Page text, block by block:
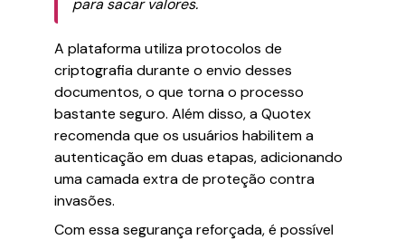
para sacar valores.
A plataforma utiliza protocolos de
criptografia durante o envio desses
documentos, o que torna o processo
bastante seguro. Além disso, a Quotex
recomenda que os usuários habilitem a
autenticação em duas etapas, adicionando
uma camada extra de proteção contra
invasões.
Com essa segurança reforçada, é possível